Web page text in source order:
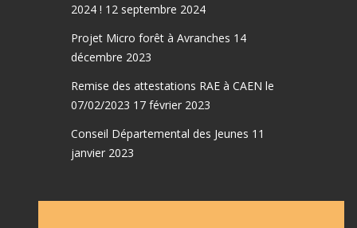
2024 ! 12 septembre 2024
Projet Micro forêt à Avranches 14
décembre 2023
Remise des attestations RAE à CAEN le
07/02/2023 17 février 2023
Conseil Départemental des Jeunes 11
janvier 2023